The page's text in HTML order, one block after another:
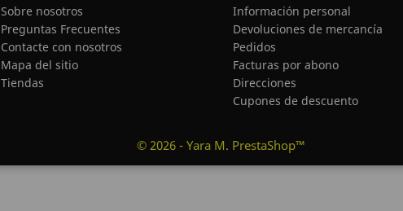
Sobre nosotros
Preguntas Frecuentes
Contacte con nosotros
Mapa del sitio
Tiendas
Información personal
Devoluciones de mercancía
Pedidos
Facturas por abono
Direcciones
Cupones de descuento
© 2026 - Yara M. PrestaShop™